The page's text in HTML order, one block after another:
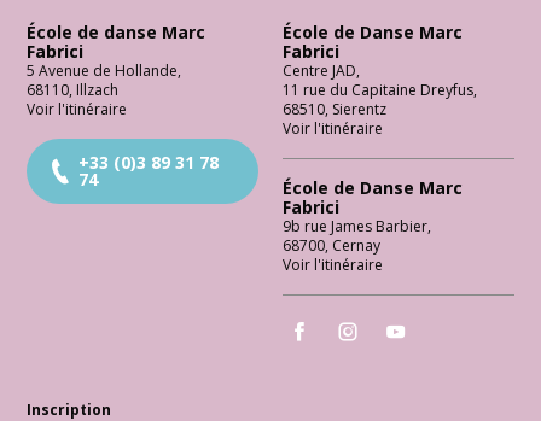
École de danse Marc
Fabrici
5 Avenue de Hollande,
68110, Illzach
Voir l'itinéraire
+33 (0)3 89 31 78
74
École de Danse Marc
Fabrici
Centre JAD,
11 rue du Capitaine Dreyfus,
68510, Sierentz
Voir l'itinéraire
École de Danse Marc
Fabrici
9b rue James Barbier,
68700, Cernay
Voir l'itinéraire
École de Danse Marc Fabrici
École de Danse Marc Fabrici
École de Danse
Inscription